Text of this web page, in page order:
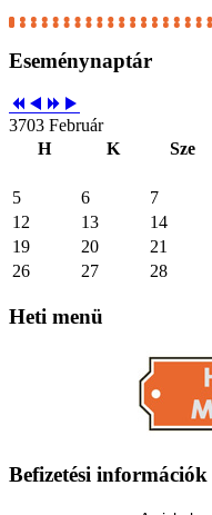
Eseménynaptár
3703 Február
H
K Sze
5
6 7
12
13 14
19
20 21
26
27 28
Heti menü
Befizetési információk